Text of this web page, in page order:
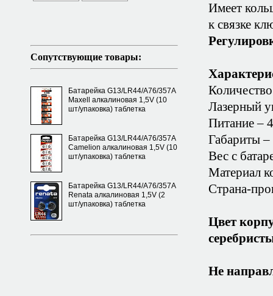
Сопутствующие товары:
Батарейка G13/LR44/A76/357A
Maxell алкалиновая 1,5V (10
шт/упаковка) таблетка
Батарейка G13/LR44/A76/357A
Camelion алкалиновая 1,5V (10
шт/упаковка) таблетка
Батарейка G13/LR44/A76/357A
Renata алкалиновая 1,5V (2
шт/упаковка) таблетка
Имеет
к связке
Лазерный
Питание –
Габариты
Вес с
Материал
Страна-
Цвет
Не